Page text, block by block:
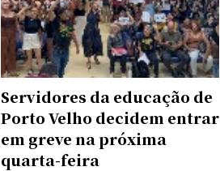
Servidores da educação de
Porto Velho decidem entrar
em greve na próxima
quarta-feira